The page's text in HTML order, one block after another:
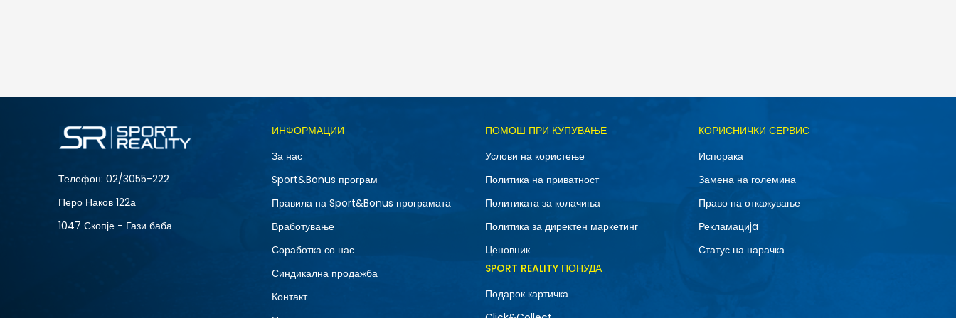
Големина
L
XS
Телефон: 02/3055-222
Перо Наков 122а
1047 Скопје - Гази баба
ИНФОРМАЦИИ
За нас
Sport&Bonus програм
Правила на Sport&Bonus програмата
Вработување
Соработка со нас
Синдикална продажба
Контакт
ПОМОШ ПРИ КУПУВАЊЕ
Услови на користење
Политика на приватност
Политиката за колачиња
Политика за директен маркетинг
Ценовник
КОРИСНИЧКИ СЕРВИС
Испорака
Замена на големина
Право на откажување
Рекламациja
Статус на нарачка
SPORT REALITY ПОНУДА
Подарок картичка